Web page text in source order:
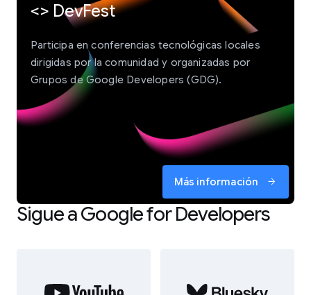
<> DevFest
Participa en conferencias tecnológicas locales
dirigidas por la comunidad y organizadas por
Grupos de Google Developers (GDG).
Más información arrow_forward
Sigue a Google for Developers